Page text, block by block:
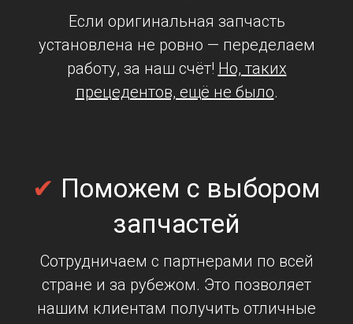
Если оригинальная запчасть
установлена не ровно — переделаем
работу, за наш счёт! Но, таких
прецедентов, ещё не было.
✔ Поможем с выбором
запчастей
Сотрудничаем с партнерами по всей
стране и за рубежом. Это позволяет
нашим клиентам получить отличные